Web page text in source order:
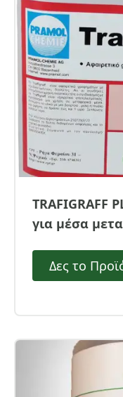
TRAFIGRAFF
για μέσα
Δες το